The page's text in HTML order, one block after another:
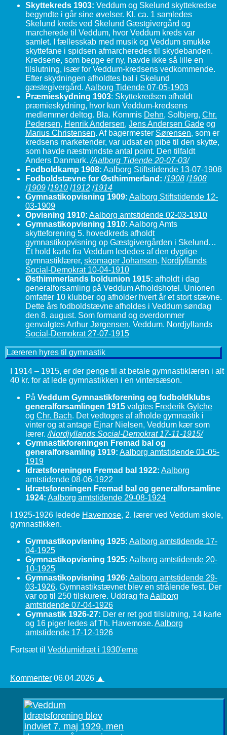
Skyttekreds 1903: Veddum og Skelund skyttekredse
begyndte i går sine øvelser. Kl. ca. 1 samledes
Skelund kreds ved Skelund Gæstgivergård og
marcherede til Veddum, hvor Veddum kreds var
samlet. I fællesskab med musik og Veddum smukke
skyttefane i spidsen afmarcheredes til skydebanden.
Kredsene, som begge er ny, havde ikke så lille en
tilslutning, især for Veddum-kredsens vedkommende.
Efter skydningen afholdtes bal i Skelund
gæstegivergård. Aalborg Tidende 07-05-1903
Præmieskydning 1903: Skyttekredsen afholdt
præmieskydning, hvor kun Veddum-kredsens
medlemmer deltog. Bla. Kommis Dehn, Solbjerg, Chr.
Pedersen, Henrik Andersen, Jens Andersen Gade og
Marius Christensen. Af bagermester Sørensen, som er
kredsens marketender, var udsat en pibe til den skytte,
som havde næstmindste antal point. Den tilfaldt
Anders Danmark./Aalborg Tidende 20-07-03/
Fodboldkamp 1908: Aalborg Stiftstidende 13-07-1908
Fodboldstævne for Østhimmerland: /1908 /1908
/1909 /1910 /1912 /1914
Gymnastikopvisning 1909: Aalborg Stiftstidende 12-
03-1909
Opvisning 1910: Aalborg amtstidende 02-03-1910
Gymnastikopvisning 1910: Aalborg Amts
skytteforening 5. hovedkreds afholdt
gymnastikopvisning op Gæstgivergården i Skelund…
Et hold karle fra Veddum lededes af den dygtige
gymnastiklærer, skomager Johansen. Nordjyllands
Social-Demokrat 10-04-1910
Østhimmerlands boldunion 1915: afholdt i dag
generalforsamling på Veddum Afholdshotel. Unionen
omfatter 10 klubber og afholder hvert år et stort stævne.
Dette års fodboldstævne afholdes i Veddum søndag
den 8. august. Som formand og overdommer
genvalgtesArthur Jørgensen, Veddum. Nordjyllands
Social-Demokrat 27-07-1915
Læreren hyres til gymnastik
I 1914 – 1915, er der penge til at betale gymnastiklæren i alt
40 kr. for at lede gymnastikken i en vintersæson.
På Veddum Gymnastikforening og fodboldklubs
generalforsamlingen 1915 valgtes Frederik Gylche
og Chr. Bach. Det vedtoges af afholde gymnastik i
vinter og at antage Ejnar Nielsen, Veddum kær som
lærer./Nordjyllands Social-Demokrat 17-11-1915/
Gymnastikforeningen Fremad bal og
generalforsamling 1919: Aalborg amtstidende 01-05-
1919
Idrætsforeningen Fremad bal 1922: Aalborg
amtstidende 08-06-1922
Idrætsforeningen Fremad bal og generalforsamline
1924: Aalborg amtstidende 29-08-1924
I 1925-1926 ledede Havemose, 2. lærer ved Veddum skole,
gymnastikken.
Gymnastikopvisning 1925: Aalborg amtstidende 17-
04-1925
Gymnastikopvisning 1925: Aalborg amtstidende 20-
10-1925
Gymnastikopvisning 1926: Aalborg amtstidende 29-
03-1926. Gymnastikstævnet blev en strålende fest. Der
var op til 250 tilskurere. Uddrag fra Aalborg
amtstidende 07-04-1926
Gymnastik 1926-27: Der er ret god tilslutning, 14 karle
og 16 piger ledes af Th. Havemose. Aalborg
amtstidende 17-12-1926
Fortsæt til Veddumidræt i 1930'erne
Kommenter 06.04.2026 ▲